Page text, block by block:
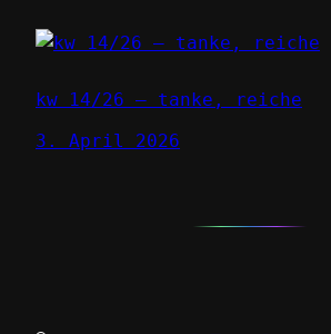
kw 14/26 – tanke, reiche
3. April 2026